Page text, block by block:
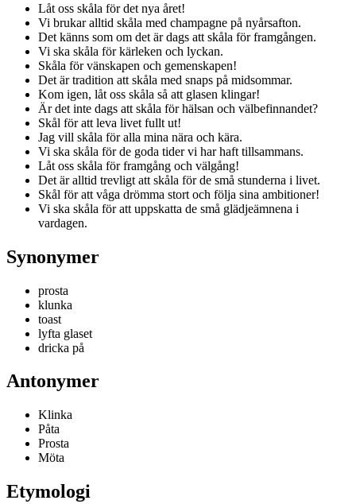
Låt oss skåla för det nya året!
Vi brukar alltid skåla med champagne på nyårsafton.
Det känns som om det är dags att skåla för framgången.
Vi ska skåla för kärleken och lyckan.
Skåla för vänskapen och gemenskapen!
Det är tradition att skåla med snaps på midsommar.
Kom igen, låt oss skåla så att glasen klingar!
Är det inte dags att skåla för hälsan och välbefinnandet?
Skål för att leva livet fullt ut!
Jag vill skåla för alla mina nära och kära.
Vi ska skåla för de goda tider vi har haft tillsammans.
Låt oss skåla för framgång och välgång!
Det är alltid trevligt att skåla för de små stunderna i livet.
Skål för att våga drömma stort och följa sina ambitioner!
Vi ska skåla för att uppskatta de små glädjeämnena i
vardagen.
Synonymer
prosta
klunka
toast
lyfta glaset
dricka på
Antonymer
Klinka
Påta
Prosta
Möta
Etymologi